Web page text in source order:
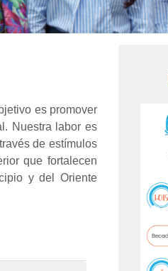
es promover
Nuestra labor es
de estímulos
que fortalecen
y del Oriente